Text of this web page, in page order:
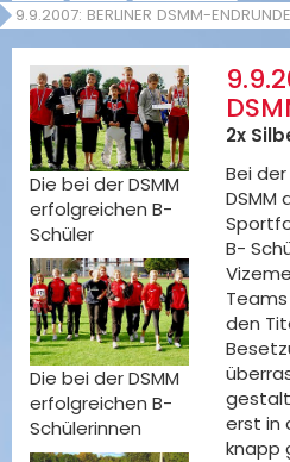
9.9.2007: BERLINER DSMM-ENDRUNDE
Die bei der DSMM
erfolgreichen B-
Schüler
Die bei der DSMM
erfolgreichen B-
Schülerinnen
2x
Bei
DSMM
B-
den
erst in
knapp